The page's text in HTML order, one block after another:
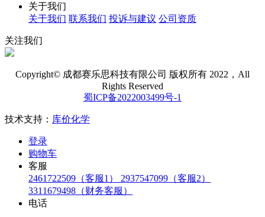
关于我们
Rights Reserved
蜀ICP备2022003499号-1
购物车
客服
2461722509（客服1）
3311679498（财务客服）
电话